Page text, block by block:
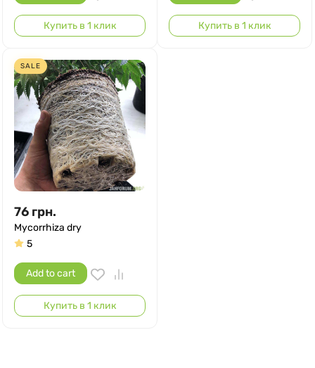
Купить в 1 клик Купить в 1 клик
SALE
76 грн.
Mycorrhiza dry
5
Add to cart
Купить в 1 клик